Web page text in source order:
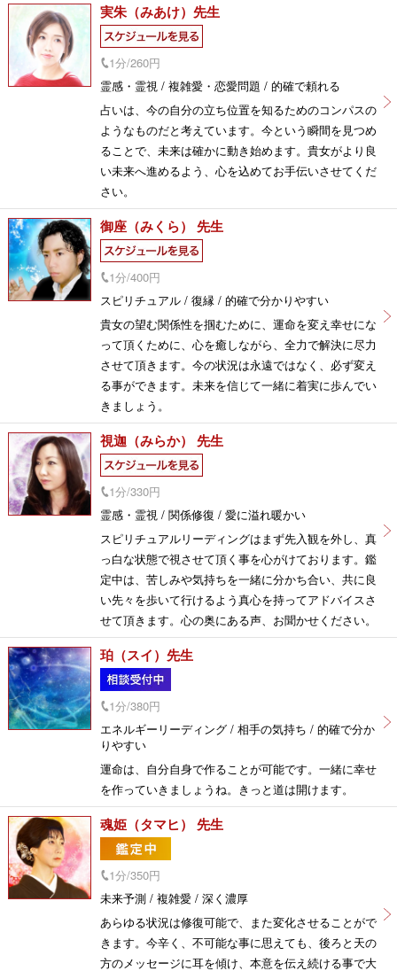
実朱（みあけ）先生
1分/260円
霊感・霊視 / 複雑愛・恋愛問題 / 的確で頼れる
占いは、今の自分の立ち位置を知るためのコンパスの
ようなものだと考えています。今という瞬間を見つめ
ることで、未来は確かに動き始めます。貴女がより良
い未来へ進めるよう、心を込めてお手伝いさせてくだ
さい。
御座（みくら） 先生
1分/400円
スピリチュアル / 復縁 / 的確で分かりやすい
貴女の望む関係性を掴むために、運命を変え幸せにな
って頂くために、心を癒しながら、全力で解決に尽力
させて頂きます。今の状況は永遠ではなく、必ず変え
る事ができます。未来を信じて一緒に着実に歩んでい
きましょう。
視迦（みらか） 先生
1分/330円
霊感・霊視 / 関係修復 / 愛に溢れ暖かい
スピリチュアルリーディングはまず先入観を外し、真
っ白な状態で視させて頂く事を心がけております。鑑
定中は、苦しみや気持ちを一緒に分かち合い、共に良
い先々を歩いて行けるよう真心を持ってアドバイスさ
せて頂きます。心の奥にある声、お聞かせください。
珀（スイ）先生
1分/380円
エネルギーリーディング / 相手の気持ち / 的確で分か
りやすい
運命は、自分自身で作ることが可能です。一緒に幸せ
を作っていきましょうね。きっと道は開けます。
魂姫（タマヒ） 先生
1分/350円
未来予測 / 複雑愛 / 深く濃厚
あらゆる状況は修復可能で、また変化させることがで
きます。今辛く、不可能な事に思えても、後ろと天の
方のメッセージに耳を傾け、本意を伝え続ける事で大